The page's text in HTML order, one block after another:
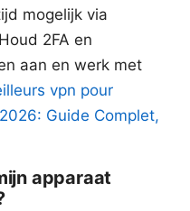
mogelijk via
2FA en
aan en werk met
vpn pour
Guide Complet,
apparaat